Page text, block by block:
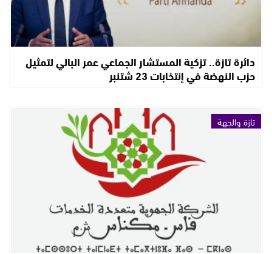
دائرة تازة.. تزكية المستشار الجماعي عمر البالي لتمثيل
حزب النهضة في إنتخابات 23 شتنبر
تازة والجهة